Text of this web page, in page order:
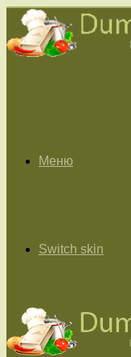
Меню
Switch skin